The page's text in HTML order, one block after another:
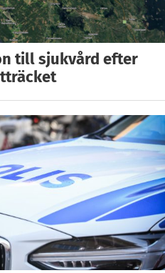
till sjukvård efter